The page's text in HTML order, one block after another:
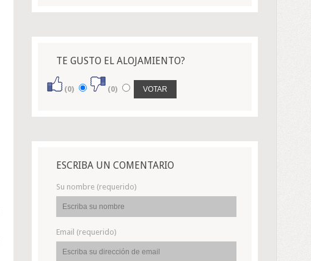
TE GUSTO EL ALOJAMIENTO?
(0) (0)
ESCRIBA UN COMENTARIO
Su nombre (requerido)
Email (requerido)